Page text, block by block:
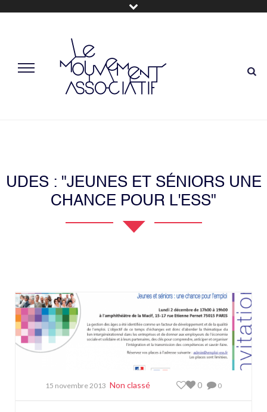
UDES : "JEUNES ET SÉNIORS UNE
CHANCE POUR L'ESS"
15 novembre 2013 Non classé 0
0